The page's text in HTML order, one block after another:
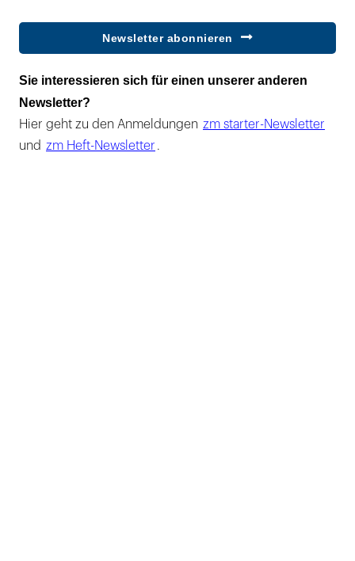
Newsletter abonnieren
Sie interessieren sich für einen unserer anderen
Newsletter?
Hier geht zu den Anmeldungen zm starter-Newsletter
und zm Heft-Newsletter .